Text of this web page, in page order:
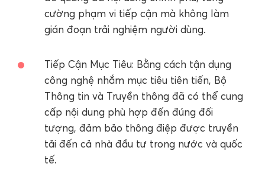
cường phạm vi tiếp cận mà không làm
gián đoạn trải nghiệm người dùng.
Tiếp Cận Mục Tiêu: Bằng cách tận dụng
công nghệ nhắm mục tiêu tiên tiến, Bộ
Thông tin và Truyền thông đã có thể cung
cấp nội dung phù hợp đến đúng đối
tượng, đảm bảo thông điệp được truyền
tải đến cả nhà đầu tư trong nước và quốc
tế.